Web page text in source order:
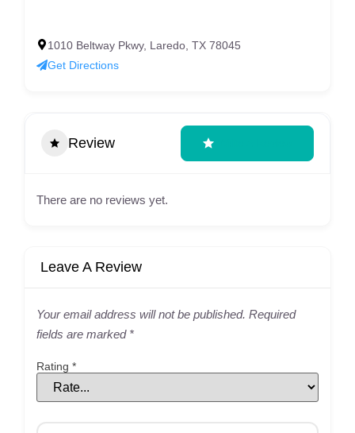
1010 Beltway Pkwy, Laredo, TX 78045
Get Directions
Review
There are no reviews yet.
Leave A Review
Your email address will not be published. Required
fields are marked *
Rating *